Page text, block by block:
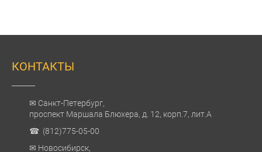
КОНТАКТЫ
✉ Санкт-Петербург,
проспект Маршала Блюхера, д. 12, корп.7, лит.А
☎ (812)775-05-00
✉ Новосибирск,